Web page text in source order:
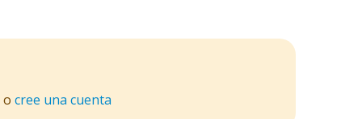
o cree una cuenta